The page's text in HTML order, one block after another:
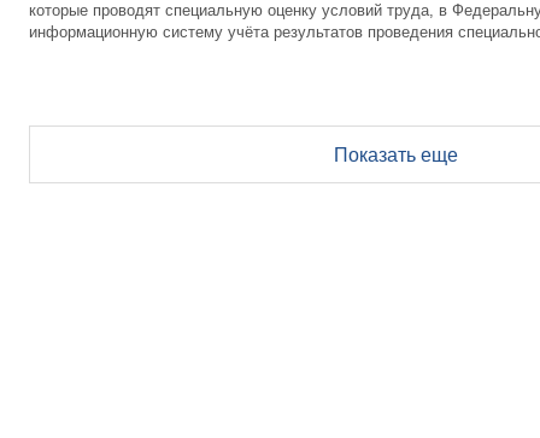
которые проводят специальную оценку условий труда, в
информационную систему учёта результатов проведения
Показать еще